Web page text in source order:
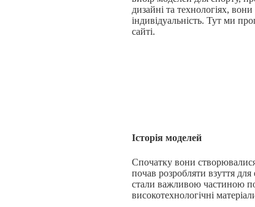
дизайні та технологіях,
індивідуальність. Тут ми
сайті.
Історія моделей
Спочатку вони
почав розробляти взуття
стали важливою частиною
високотехнологічні